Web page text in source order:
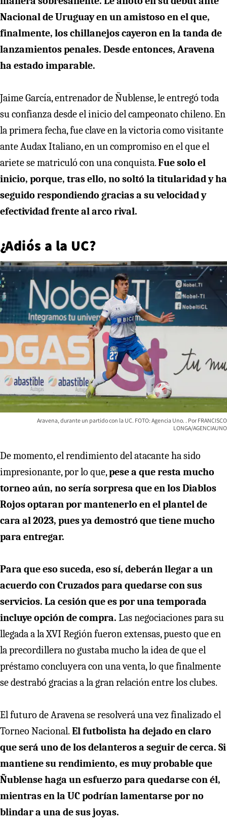
Nacional de Uruguay en un amistoso en el que,
finalmente, los chillanejos cayeron en la tanda de
lanzamientos penales. Desde entonces, Aravena
ha estado imparable.
Jaime García, entrenador de Ñublense, le entregó toda
su confianza desde el inicio del campeonato chileno. En
la primera fecha, fue clave en la victoria como visitante
ante Audax Italiano, en un compromiso en el que el
ariete se matriculó con una conquista.Fue solo el
inicio, porque, tras ello, no soltó la titularidad y ha
seguido respondiendo gracias a su velocidad y
efectividad frente al arco rival.
¿Adiós a la UC?
Aravena, durante un partido con la UC. FOTO: Agencia Uno.
FRANCISCO
LONGA/AGENCIAUNO
De momento, el rendimiento del atacante ha sido
impresionante, por lo que,pese a que resta mucho
torneo aún, no sería sorpresa que en los Diablos
Rojos optaran por mantenerlo en el plantel de
cara al 2023, pues ya demostró que tiene mucho
para entregar.
Para que eso suceda, eso sí, deberán llegar a un
acuerdo con Cruzados para quedarse con sus
servicios. La cesión que es por una temporada
incluye opción de compra. Las negociaciones para su
llegada a la XVI Región fueron extensas, puesto que en
la precordillera no gustaba mucho la idea de que el
préstamo concluyera con una venta, lo que finalmente
se destrabó gracias a la gran relación entre los clubes.
El futuro de Aravena se resolverá una vez finalizado el
Torneo Nacional. El futbolista ha dejado en claro
que será uno de los delanteros a seguir de cerca. Si
mantiene su rendimiento, es muy probable que
Ñublense haga un esfuerzo para quedarse con él,
mientras en la UC podrían lamentarse por no
blindar a una de sus joyas.